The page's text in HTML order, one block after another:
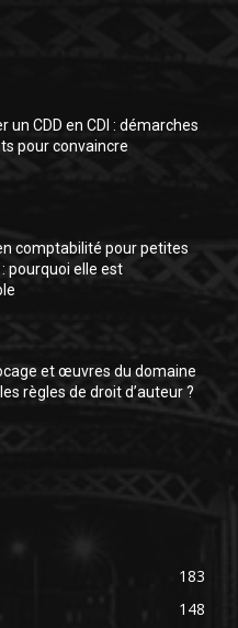
un CDD en CDI : démarches
pour convaincre
comptabilité pour petites
pourquoi elle est
et œuvres du domaine
règles de droit d’auteur ?
183
148